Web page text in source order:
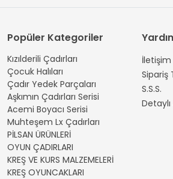
Popüler Kategoriler
Kızılderili Çadırları
Çocuk Halıları
Çadır Yedek Parçaları
Aşkımın Çadırları Serisi
Acemi Boyacı Serisi
Muhteşem Lx Çadırları
PİLSAN ÜRÜNLERİ
OYUN ÇADIRLARI
KREŞ VE KURS MALZEMELERİ
KREŞ OYUNCAKLARI
İletişim
Sipariş
S.S.S.